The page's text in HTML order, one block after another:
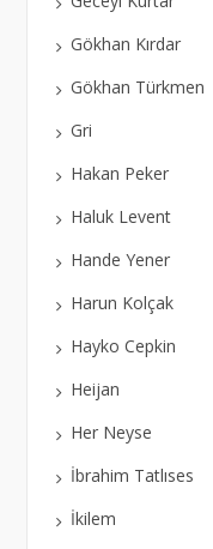
Gökhan Kırdar
Gökhan Türkmen
Gri
Hakan Peker
Haluk Levent
Hande Yener
Harun Kolçak
Hayko Cepkin
Heijan
Her Neyse
İbrahim Tatlıses
İkilem